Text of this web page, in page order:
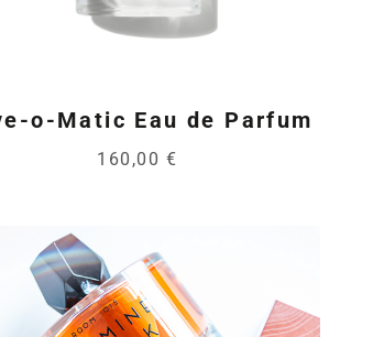
o-Matic Eau de Parfum
160,00 €